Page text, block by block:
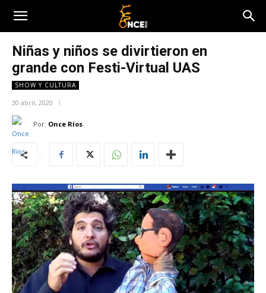
Niñas y niños se divirtieron en
grande con Festi-Virtual UAS
SHOW Y CULTURA
30 abril, 2020
Por: Once Ríos